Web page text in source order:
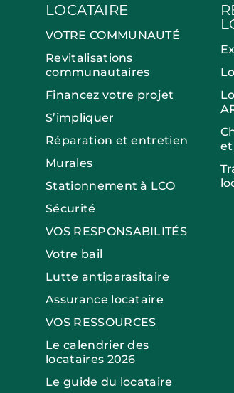
LOCATAIRE
VOTRE COMMUNAUTÉ
Revitalisations
communautaires
Financez votre projet
S’impliquer
Réparation et entretien
Murales
Stationnement à LCO
Sécurité
VOS RESPONSABILITÉS
Votre bail
Lutte antiparasitaire
Assurance locataire
VOS RESSOURCES
Le calendrier des
locataires 2026
Le guide du locataire
et